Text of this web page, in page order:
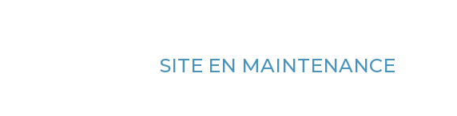
SITE EN MAINTENANCE